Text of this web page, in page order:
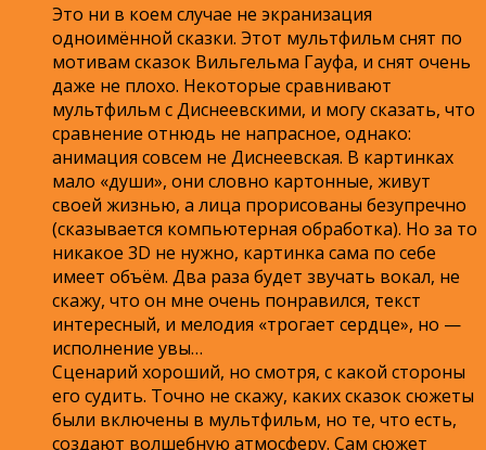
Это ни в коем случае не экранизация
одноимённой сказки. Этот мультфильм снят по
мотивам сказок Вильгельма Гауфа, и снят очень
даже не плохо. Некоторые сравнивают
мультфильм с Диснеевскими, и могу сказать, что
сравнение отнюдь не напрасное, однако:
анимация совсем не Диснеевская. В картинках
мало «души», они словно картонные, живут
своей жизнью, а лица прорисованы безупречно
(сказывается компьютерная обработка). Но за то
никакое 3D не нужно, картинка сама по себе
имеет объём. Два раза будет звучать вокал, не
скажу, что он мне очень понравился, текст
интересный, и мелодия «трогает сердце», но —
исполнение увы…
Сценарий хороший, но смотря, с какой стороны
его судить. Точно не скажу, каких сказок сюжеты
были включены в мультфильм, но те, что есть,
создают волшебную атмосферу. Сам сюжет